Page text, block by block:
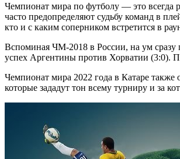
Чемпионат мира по футболу — это всегда
часто предопределяют судьбу команд в
кто и с каким соперником встретится в
Вспоминая ЧМ-2018 в России, на ум сразу
успех Аргентины против Хорватии (3:0).
Чемпионат мира 2022 года в Катаре
которые зададут тон всему турниру и за